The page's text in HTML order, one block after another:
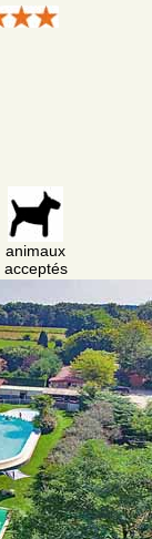
animaux
acceptés